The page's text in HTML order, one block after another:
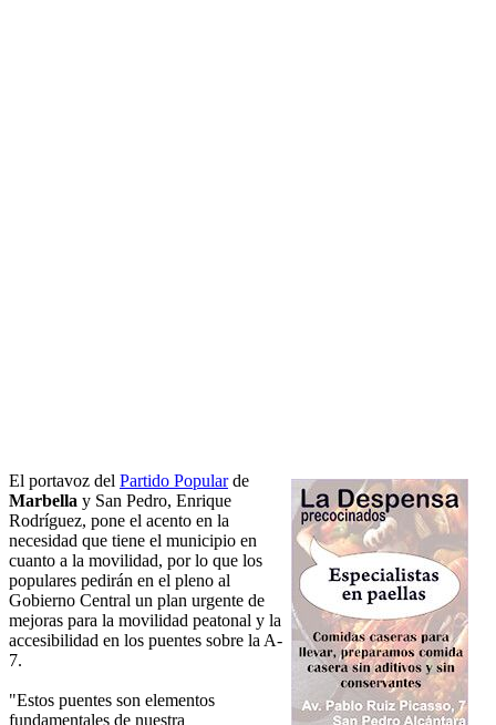
El portavoz del Partido Popularde
Marbella y San Pedro, Enrique
Rodríguez, pone el acento en la
necesidad que tiene el municipio en
cuanto a la movilidad, por lo que los
populares pedirán en el pleno al
Gobierno Central un plan urgente de
mejoras para la movilidad peatonal y la
accesibilidad en los puentes sobre la A-
7.
"Estos puentes son elementos
fundamentales de nuestra